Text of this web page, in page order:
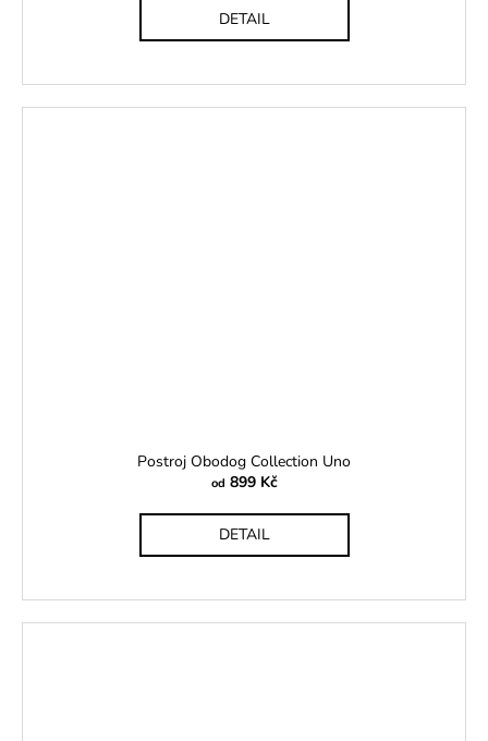
DETAIL
Postroj Obodog Collection Uno
od 899 Kč
DETAIL